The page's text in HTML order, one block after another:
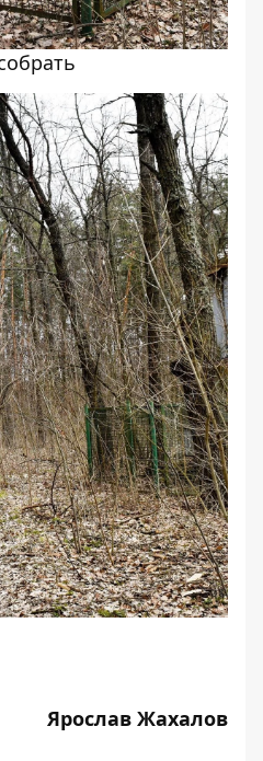
Ярослав Жахалов